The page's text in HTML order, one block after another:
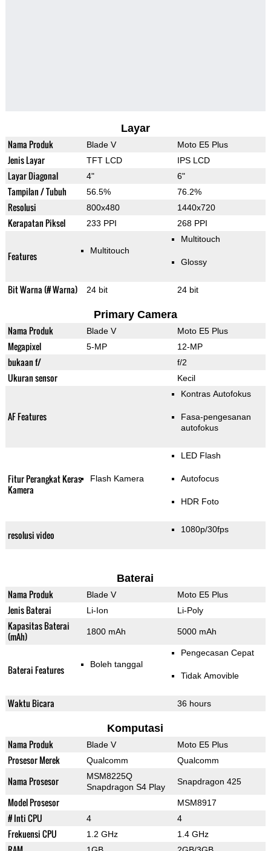
Layar
Nama Produk Blade V Moto E5 Plus
Jenis Layar TFT LCD IPS LCD
Layar Diagonal 4" 6"
Tampilan / Tubuh 56.5% 76.2%
Resolusi 800x480 1440x720
Kerapatan Piksel 233 PPI 268 PPI
Features Multitouch
Multitouch
Glossy
Bit Warna (# Warna) 24 bit 24 bit
Primary Camera
Nama Produk Blade V Moto E5 Plus
Megapixel 5-MP 12-MP
bukaan f/ f/2
Ukuran sensor Kecil
AF Features
Kontras Autofokus
Fasa-pengesanan
autofokus
Fitur Perangkat Keras
Kamera
Flash Kamera
LED Flash
Autofocus
HDR Foto
resolusi video 1080p/30fps
Baterai
Nama Produk Blade V Moto E5 Plus
Jenis Baterai Li-Ion Li-Poly
Kapasitas Baterai
(mAh)
1800 mAh 5000 mAh
Baterai Features Boleh tanggal
Pengecasan Cepat
Tidak Amovible
Waktu Bicara 36 hours
Komputasi
Nama Produk Blade V Moto E5 Plus
Prosesor Merek Qualcomm Qualcomm
Nama Prosesor
MSM8225Q
Snapdragon S4 Play
Snapdragon 425
Model Prosesor MSM8917
# Inti CPU 4 4
Frekuensi CPU 1.2 GHz 1.4 GHz